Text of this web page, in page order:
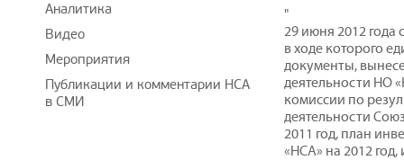
"
29 июня 2012
в ходе которого
документы,
деятельности НО
комиссии по
деятельности
2011 год, план
«НСА» на 2012
Аналитика
Видео
Мероприятия
Публикации и комментарии НСА
в СМИ